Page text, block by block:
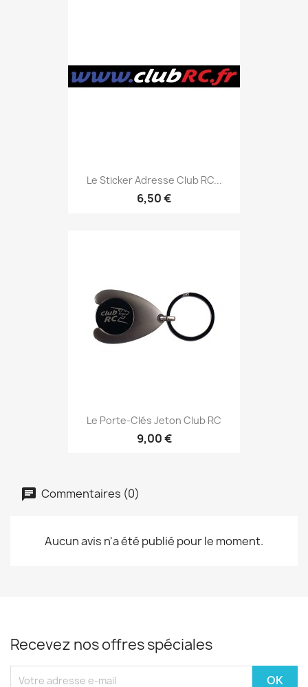
Le Sticker Adresse Club RC...
6,50 €
Le Porte-Clés Jeton Club RC
9,00 €
Commentaires (0)
Aucun avis n'a été publié pour le moment.
Recevez nos offres spéciales